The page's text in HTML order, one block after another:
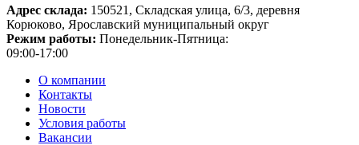
Адрес склада: 150521, Складская улица, 6/3, деревня
Корюково, Ярославский муниципальный округ
Режим работы: Понедельник-Пятница:
09:00-17:00
О компании
Контакты
Новости
Условия работы
Вакансии